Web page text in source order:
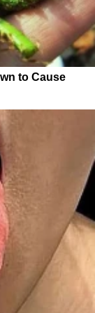
to Cause